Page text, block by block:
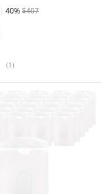
40%$407
(1)